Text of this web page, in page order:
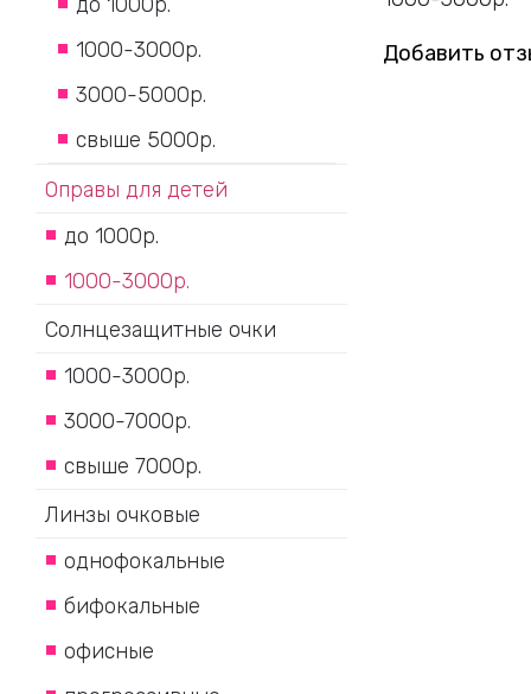
Добавить
1000-3000р.
3000-5000р.
свыше 5000р.
Оправы для детей
до 1000р.
1000-3000р.
Солнцезащитные очки
1000-3000р.
3000-7000р.
свыше 7000р.
Линзы очковые
однофокальные
бифокальные
офисные